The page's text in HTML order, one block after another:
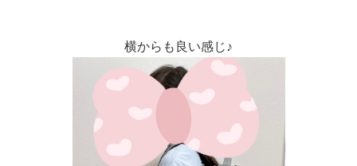
横からも良い感じ♪